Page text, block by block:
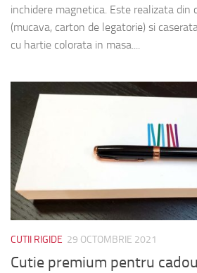
inchidere magnetica. Este realizata din
(mucava, carton de legatorie) si
cu hartie colorata in masa....
CUTII RIGIDE 29 OCTOMBRIE 2021
Cutie premium pentru